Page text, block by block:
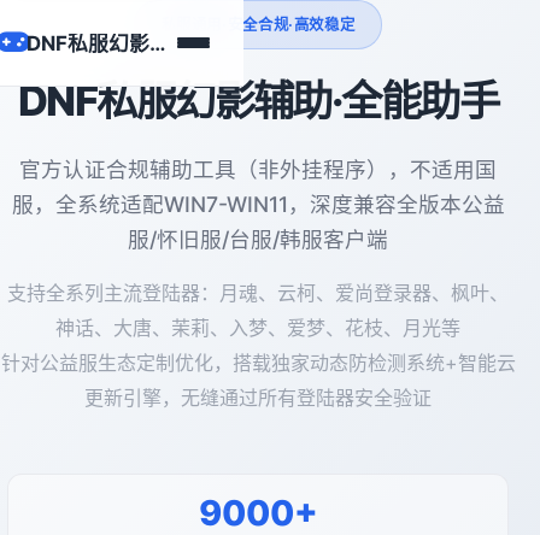
DNF私服幻影辅助
私服通用·安全合规·高效稳定
DNF私服幻影辅助·全能助手
官方认证合规辅助工具（非外挂程序），不适用国
服，全系统适配WIN7-WIN11，深度兼容全版本公益
服/怀旧服/台服/韩服客户端
支持全系列主流登陆器：月魂、云柯、爱尚登录器、枫叶、
神话、大唐、茉莉、入梦、爱梦、花枝、月光等
针对公益服生态定制优化，搭载独家动态防检测系统+智能云
更新引擎，无缝通过所有登陆器安全验证
9000+